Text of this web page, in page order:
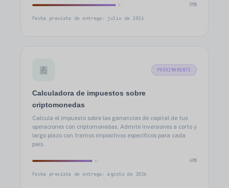
55%
Fecha prevista de entrega: julio de 2026
PRÓXIMAMENTE
Calculadora de impuestos sobre
criptomonedas
Calcula el impuesto sobre las ganancias de capital de tus
operaciones con criptomonedas. Admite inversiones a corto y
largo plazo con tramos impositivos específicos para cada
país.
40%
Fecha prevista de entrega: agosto de 2026